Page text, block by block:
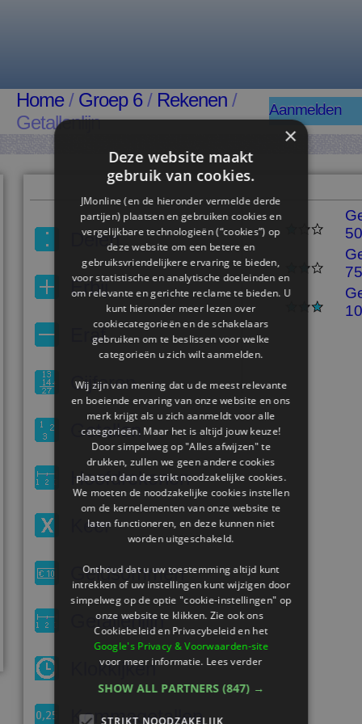
Home/ Groep 6/ Rekenen /
Getallenlijn
Aanmelden
Delen
Erbij
Eraf
Cijferen
Getallen
Hoofdrekenen
Keer
Geldsommen
Getallenlijn
Klokkijken
Kommagetallen
×
Deze website maakt
gebruik van cookies.
JMonline (en de hieronder vermelde derde
partijen) plaatsen en gebruiken cookies en
vergelijkbare technologieën (“cookies”) op
deze website om een ​​betere en
gebruiksvriendelijkere ervaring te bieden,
voor statistische en analytische doeleinden en
om relevante en gerichte reclame te bieden. U
kunt hieronder meer lezen over
cookiecategorieën en de schakelaars
gebruiken om te beslissen voor welke
categorieën u zich wilt aanmelden.
Wij zijn van mening dat u de meest relevante
en boeiende ervaring van onze website en ons
merk krijgt als u zich aanmeldt voor alle
categorieën. Maar het is altijd jouw keuze!
Door simpelweg op "Alles afwijzen" te
drukken, zullen we geen andere cookies
plaatsen dan de strikt noodzakelijke cookies.
We moeten de noodzakelijke cookies instellen
om de kernelementen van onze website te
laten functioneren, en deze kunnen niet
worden uitgeschakeld.
Onthoud dat u uw toestemming altijd kunt
intrekken of uw instellingen kunt wijzigen door
simpelweg op de optie "cookie-instellingen" op
onze website te klikken. Zie ook ons ​​
Cookiebeleid en Privacybeleid en het
Google's Privacy & Voorwaarden-site
voor meer informatie. Lees verder
SHOW ALL PARTNERS (847) →
STRIKT NOODZAKELIJK